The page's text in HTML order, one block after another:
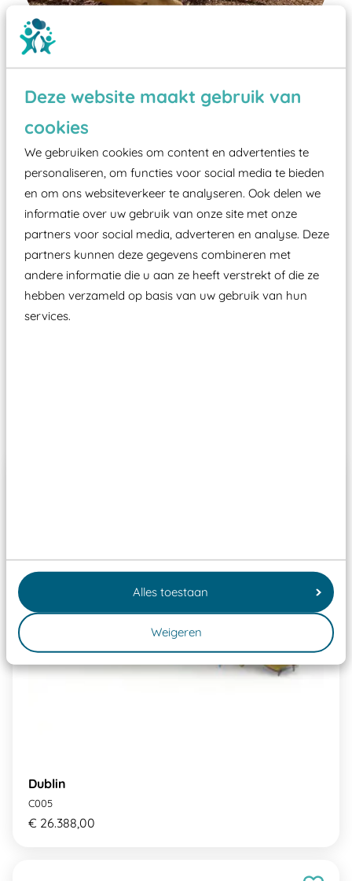
Deze website maakt gebruik van
cookies
We gebruiken cookies om content en advertenties te
personaliseren, om functies voor social media te bieden
en om ons websiteverkeer te analyseren. Ook delen we
informatie over uw gebruik van onze site met onze
partners voor social media, adverteren en analyse. Deze
partners kunnen deze gegevens combineren met
andere informatie die u aan ze heeft verstrekt of die ze
hebben verzameld op basis van uw gebruik van hun
services.
Alles toestaan
Weigeren
Wist je dat:
Vanaf een valhoogte van 1,5 meter een speciale
valondergrond onder speeltoestellen verplicht is
zoals kunstgras, rubber tegels of boomschors?
Elk speeltoestel in de openbare ruimte voorzien
moet zijn van een typekeuring, -plaatje en
certificering, uitgegeven door een Nederlands
aangewezen keuringsinstantie?
Wij ook speeltoestellen kunnen laten keuren zodat
Dublin
C005
€ 26.388,00